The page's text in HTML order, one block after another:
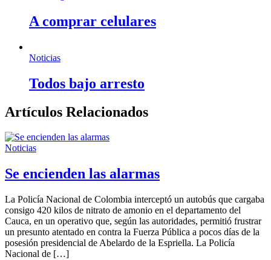
A comprar celulares
Noticias
Todos bajo arresto
Artículos Relacionados
Noticias
Se encienden las alarmas
La Policía Nacional de Colombia interceptó un autobús que cargaba
consigo 420 kilos de nitrato de amonio en el departamento del
Cauca, en un operativo que, según las autoridades, permitió frustrar
un presunto atentado en contra la Fuerza Pública a pocos días de la
posesión presidencial de Abelardo de la Espriella. La Policía
Nacional de […]